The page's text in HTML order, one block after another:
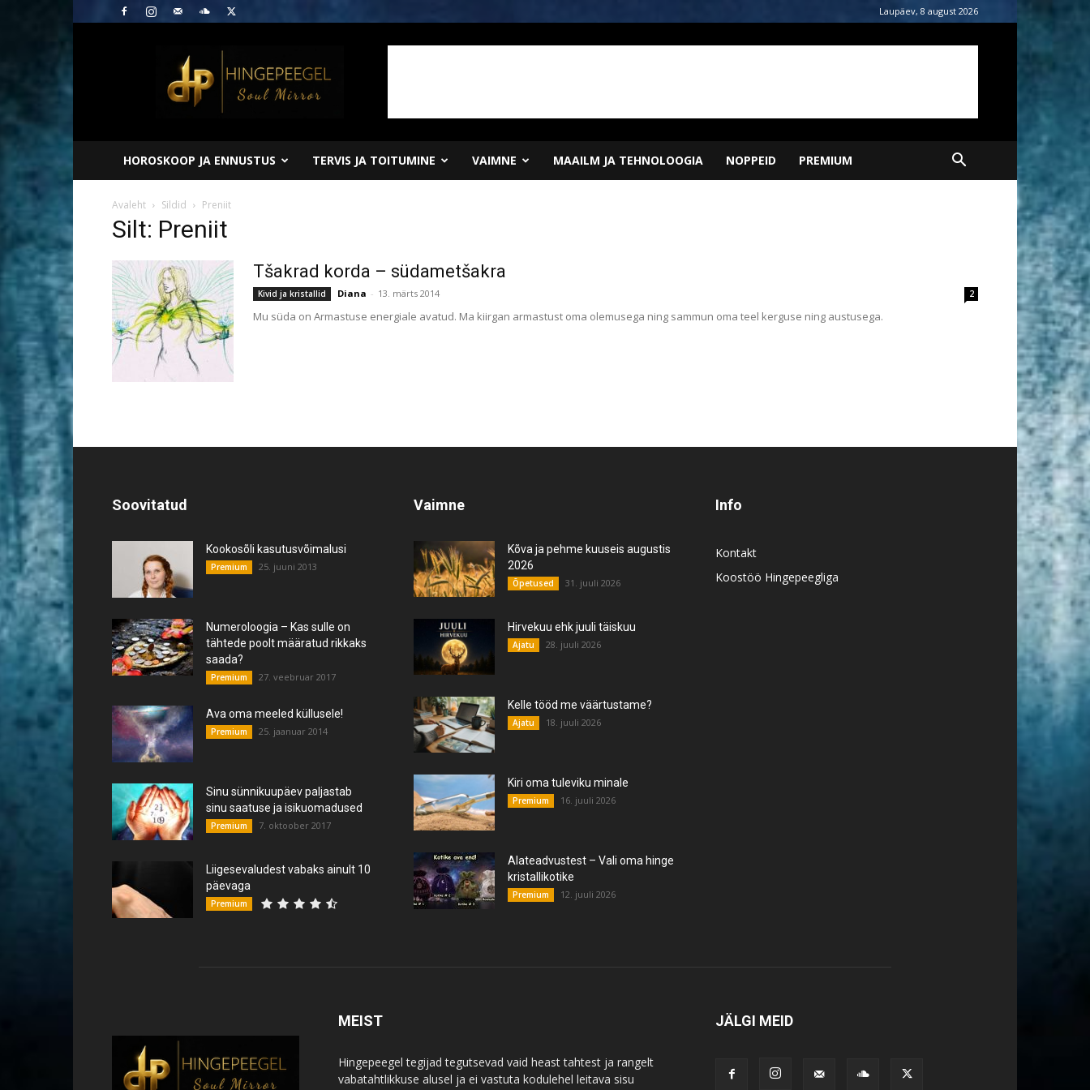
Laupäev, 8 august 2026
Hingepeegel
HOROSKOOP JA ENNUSTUS TERVIS JA TOITUMINE VAIMNE MAAILM JA TEHNOLOOGIA NOPPEID PREMIUM
Avaleht Sildid Preniit
Silt: Preniit
Tšakrad korda – südametšakra
Kivid ja kristallid Diana - 13. märts 2014 2
Mu süda on Armastuse energiale avatud. Ma kiirgan armastust oma olemusega ning sammun oma teel kerguse ning austusega.
Soovitatud
Kookosõli kasutusvõimalusi
Premium 25. juuni 2013
Numeroloogia – Kas sulle on
tähtede poolt määratud rikkaks
saada?
Premium 27. veebruar 2017
Ava oma meeled küllusele!
Premium 25. jaanuar 2014
Sinu sünnikuupäev paljastab
sinu saatuse ja isikuomadused
Premium 7. oktoober 2017
Liigesevaludest vabaks ainult 10
päevaga
Premium
Vaimne
Kõva ja pehme kuuseis augustis
2026
Õpetused 31. juuli 2026
Hirvekuu ehk juuli täiskuu
Ajatu 28. juuli 2026
Kelle tööd me väärtustame?
Ajatu 18. juuli 2026
Kiri oma tuleviku minale
Premium 16. juuli 2026
Alateadvustest – Vali oma hinge
kristallikotike
Premium 12. juuli 2026
Info
Kontakt
Koostöö Hingepeegliga
MEIST
Hingepeegel tegijad tegutsevad vaid heast tahtest ja rangelt
vabatahtlikkuse alusel ja ei vastuta kodulehel leitava sisu
JÄLGI MEID